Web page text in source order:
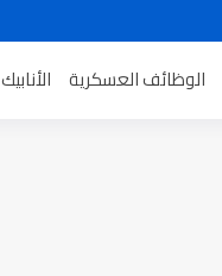
الوظائف العسكرية الأنابيك